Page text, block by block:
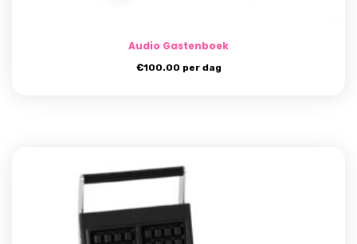
Audio Gastenboek
€100.00 per dag